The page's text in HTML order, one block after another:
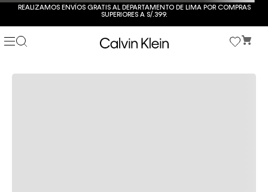
REALIZAMOS ENVÍOS GRATIS AL DEPARTAMENTO DE LIMA POR COMPRAS
SUPERIORES A S/.399.